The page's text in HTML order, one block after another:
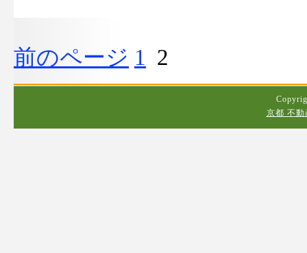
前のページ 1 2
京都 不動